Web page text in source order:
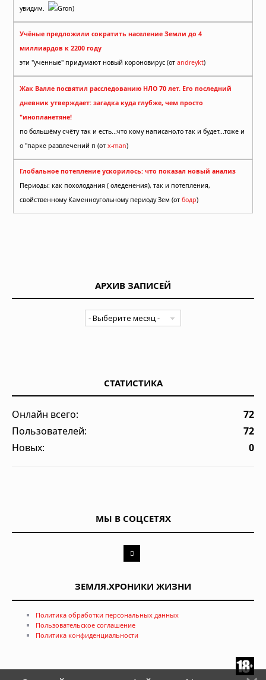
увидим.
Gron)
Учёные предложили сократить население Земли до 4
миллиардов к 2200 году
эти "ученные" придумают новый короновирус (от andreykt)
Жак Валле посвятил расследованию НЛО 70 лет. Его последний
дневник утверждает: загадка куда глубже, чем просто
"инопланетяне!
по большёму счёту так и есть...что кому написано,то так и будет...тоже и
о "парке развлечений п (от x-man)
Глобальное потепление ускорилось: что показал новый анализ
Периоды: как похолодания ( оледенения), так и потепления,
свойственному Каменноугольному периоду Зем (от бодр)
АРХИВ ЗАПИСЕЙ
СТАТИСТИКА
Онлайн всего:
72
Пользователей:
72
Новых:
0
МЫ В СОЦСЕТЯХ
ЗЕМЛЯ.ХРОНИКИ ЖИЗНИ
Политика обработки персональных данных
Пользовательское соглашение
Политика конфиденциальности